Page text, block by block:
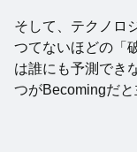
そして、テクノロ
つてないほどの「
は誰にも予測でき
つがBecomingだと